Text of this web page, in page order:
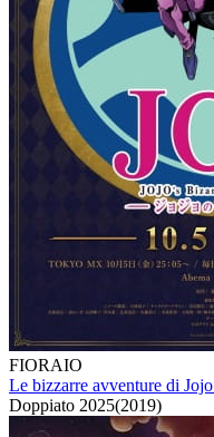
FIORAIO
Le bizzarre avventure di
Doppiato 2025(2019)